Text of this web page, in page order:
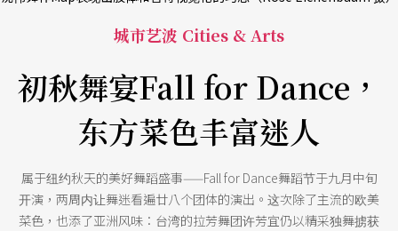
城市艺波 Cities & Arts
初秋舞宴Fall for Dance，
东方菜色丰富迷人
属于纽约秋天的美好舞蹈盛事——Fall for Dance舞蹈节于九月中旬
开演，两周内让舞迷看遍廿八个团体的演出。这次除了主流的欧美
菜色，也添了亚洲风味：台湾的拉芳舞团许芳宜仍以精采独舞掳获